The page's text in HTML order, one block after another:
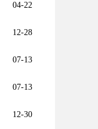
04-22
12-28
07-13
07-13
12-30